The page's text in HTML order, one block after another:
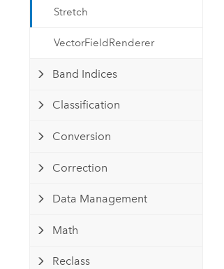
Stretch
VectorFieldRenderer
Band Indices
Classification
Conversion
Correction
Data Management
Math
Reclass